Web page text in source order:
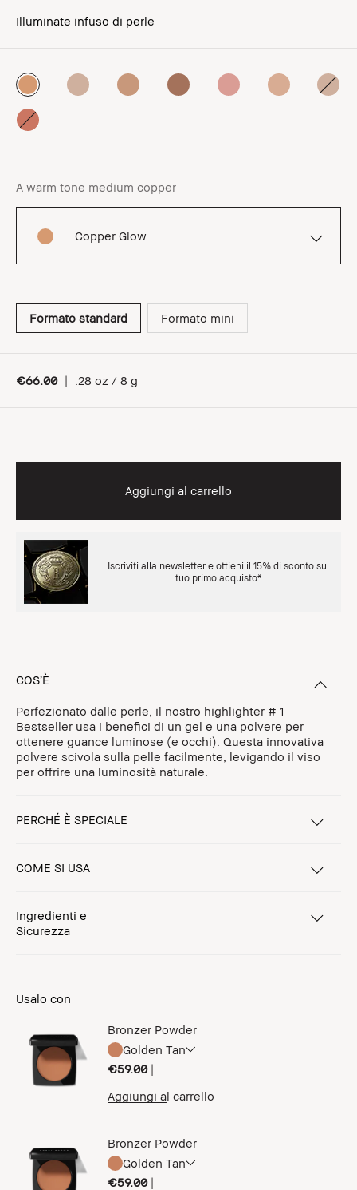
Illuminate infuso di perle
A warm tone medium copper
Copper Glow
Formato standard Formato mini
€66.00 | .28 oz / 8 g
Aggiungi al carrello
Iscriviti alla newsletter e ottieni il 15% di sconto sul
tuo primo acquisto*
COS’È
Perfezionato dalle perle, il nostro highlighter # 1
Bestseller usa i benefici di un gel e una polvere per
ottenere guance luminose (e occhi). Questa innovativa
polvere scivola sulla pelle facilmente, levigando il viso
per offrire una luminosità naturale.
PERCHÉ È SPECIALE
COME SI USA
Ingredienti e
Sicurezza
Usalo con
Bronzer Powder
Golden Tan
€59.00 |
Aggiungi al carrello
Bronzer Powder
Golden Tan
€59.00 |